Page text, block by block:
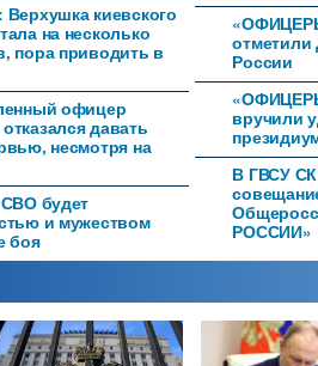
киевского
на несколько
пора приводить в
офицер
давать
несмотря на
будет
и мужеством
боя
отметили
России
вручили
В ГВСУ СК
РОССИИ»